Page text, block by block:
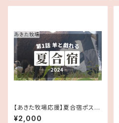
ット
【あきた牧場応援】夏合宿ポスト
カード(6枚セット)
¥2,000